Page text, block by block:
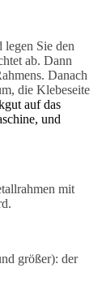
Sie den
ab. Dann
Danach
die Klebeseite
auf das
und
mit
größer): der